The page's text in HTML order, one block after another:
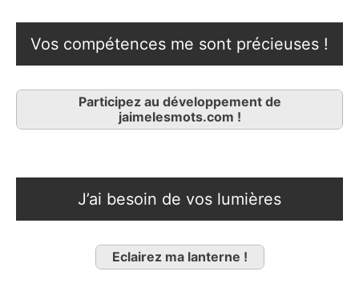
Vos compétences me sont précieuses !
Participez au développement de
jaimelesmots.com !
J’ai besoin de vos lumières
Eclairez ma lanterne !